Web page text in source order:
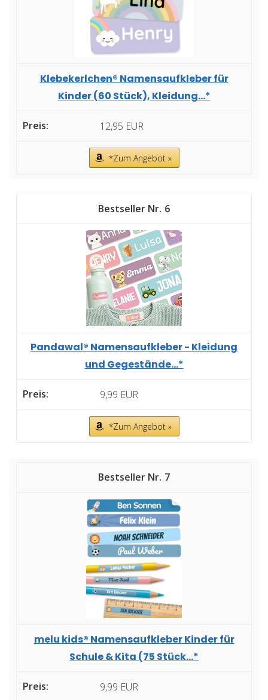
Klebekerlchen® Namensaufkleber für
Kinder (60 Stück), Kleidung...*
12,95 EUR
*Zum Angebot »
6
Pandawal® Namensaufkleber - Kleidung
und Gegestände...*
9,99 EUR
*Zum Angebot »
7
melu kids® Namensaufkleber Kinder für
Schule & Kita (75 Stück...*
9,99 EUR